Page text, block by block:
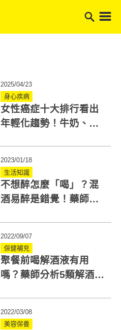
2025/04/23
身心疾病
女性癌症十大排行看出
年輕化趨勢！牛奶、啤
2023/01/18
生活知識
不想醉怎麼「喝」？混
酒易醉是錯覺！藥師揭6
2022/09/07
保健補充
聚餐前喝解酒液有用
嗎？藥師分析5類解酒液
2022/03/08
美容保養